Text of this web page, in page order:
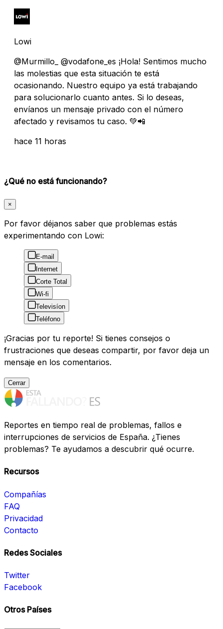
Lowi
@Murmillo_ @vodafone_es ¡Hola! Sentimos mucho
las molestias que esta situación te está
ocasionando. Nuestro equipo ya está trabajando
para solucionarlo cuanto antes. Si lo deseas,
envíanos un mensaje privado con el número
afectado y revisamos tu caso. 💚📲
hace 11 horas
¿Qué no está funcionando?
×
Por favor déjanos saber que problemas estás
experimentando con Lowi:
E-mail
Internet
Corte Total
Wi-fi
Televisíon
Teléfono
¡Gracias por tu reporte! Si tienes consejos o
frustraciones que deseas compartir, por favor deja un
mensaje en los comentarios.
Cerrar
Reportes en tiempo real de problemas, fallos e
interrupciones de servicios de España. ¿Tienes
problemas? Te ayudamos a descubrir qué ocurre.
Recursos
Compañías
FAQ
Privacidad
Contacto
Redes Sociales
Twitter
Facebook
Otros Países